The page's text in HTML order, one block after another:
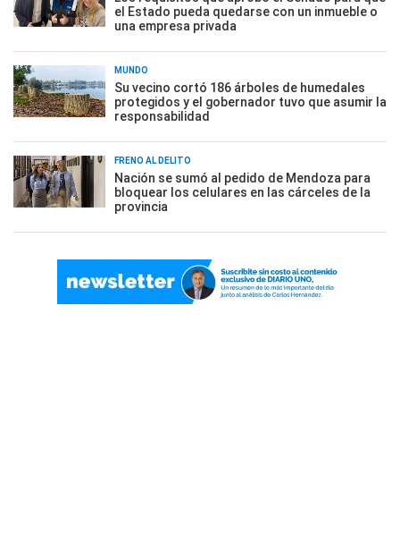
el Estado pueda quedarse con un inmueble o
una empresa privada
MUNDO
Su vecino cortó 186 árboles de humedales
protegidos y el gobernador tuvo que asumir la
responsabilidad
FRENO AL DELITO
Nación se sumó al pedido de Mendoza para
bloquear los celulares en las cárceles de la
provincia